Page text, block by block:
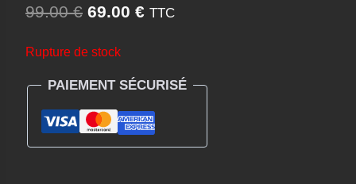
99.00€ Le
était :
99.00 €.
69.00 €Le
est :
69.00 €.
TTC
Rupture de stock
PAIEMENT SÉCURISÉ